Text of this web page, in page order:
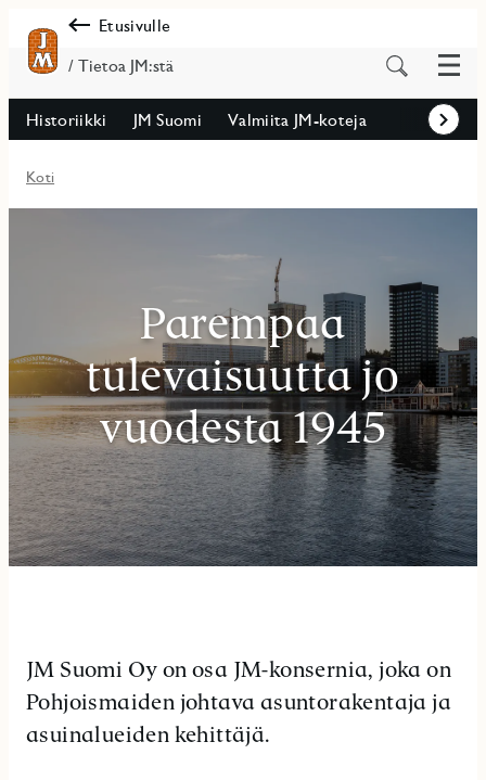
Etusivulle
/ Tietoa JM:stä
Etsi
Historiikki JM Suomi Valmiita JM-koteja
Koti
Parempaa
tulevaisuutta jo
vuodesta 1945
JM Suomi Oy on osa JM-konsernia, joka on
Pohjoismaiden johtava asuntorakentaja ja
asuinalueiden kehittäjä.